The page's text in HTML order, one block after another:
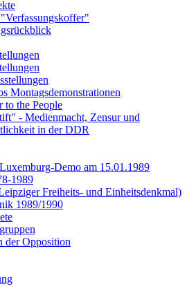
"Verfassungskoffer"
Montagsdemonstrationen
to the People
- Medienmacht, Zensur und
in der DDR
Demo am 15.01.1989
1989
Freiheits- und Einheitsdenkmal)
1989/1990
der Opposition